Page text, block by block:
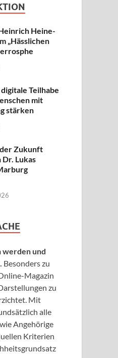
Heine-
„Hässlichen
Teilhabe
mit
stärken
Zukunft
Lukas
werden und
Besonders zu
Magazin
zu
Mit
alle
Angehörige
Kriterien